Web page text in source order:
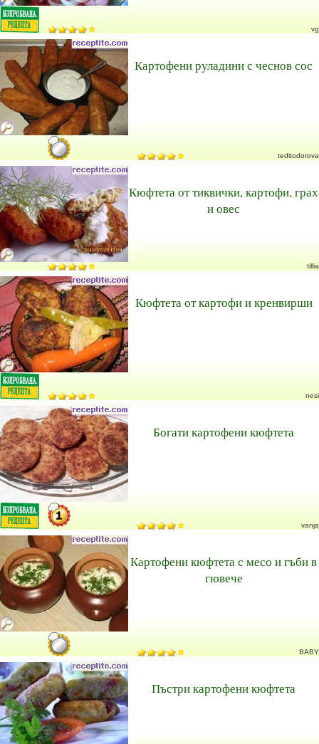
vg
Картофени руладини с чеснов сос
teditodorova
Кюфтета от тиквички, картофи, грах
и овес
tillia
Кюфтета от картофи и кренвирши
nesi
Богати картофени кюфтета
vanja
Картофени кюфтета с месо и гъби в
гювече
BABY
Пъстри картофени кюфтета